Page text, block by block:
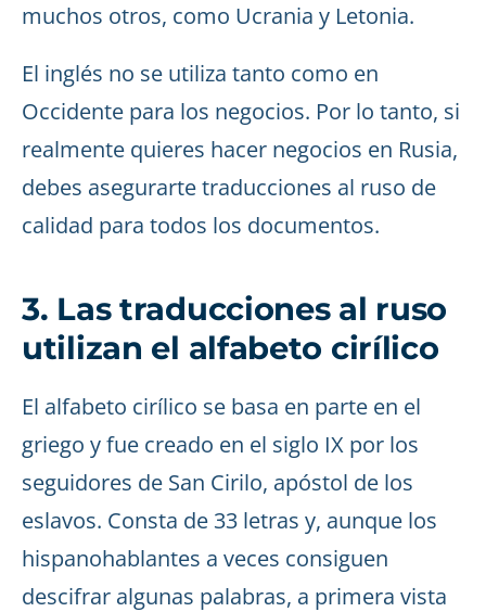
muchos otros, como Ucrania y Letonia.
El inglés no se utiliza tanto como en
Occidente para los negocios. Por lo tanto, si
realmente quieres hacer negocios en Rusia,
debes asegurarte traducciones al ruso de
calidad para todos los documentos.
3. Las traducciones al ruso
utilizan el alfabeto cirílico
El alfabeto cirílico se basa en parte en el
griego y fue creado en el siglo IX por los
seguidores de San Cirilo, apóstol de los
eslavos. Consta de 33 letras y, aunque los
hispanohablantes a veces consiguen
descifrar algunas palabras, a primera vista